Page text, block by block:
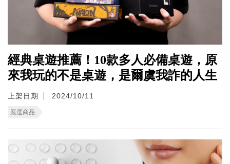
經典桌遊推薦！10款多人必備桌遊，原
來我玩的不是桌遊，是爾虞我詐的人生
上架日期 2024/10/11
嚴選商品